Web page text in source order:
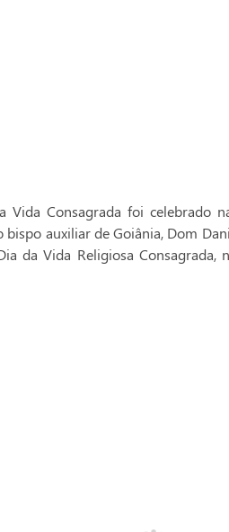
Consagrada foi celebrado
auxiliar de Goiânia, Dom
da Vida Religiosa Consagrada,